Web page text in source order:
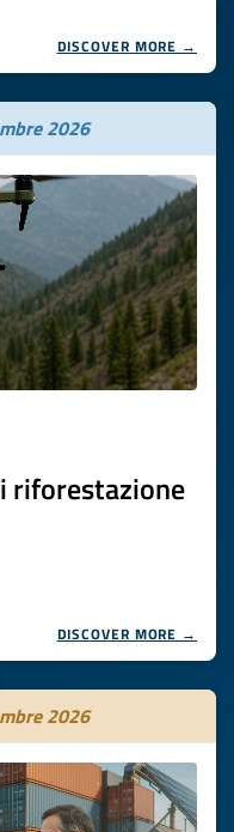
DISCOVER MORE →
2026
riforestazione
DISCOVER MORE →
2026